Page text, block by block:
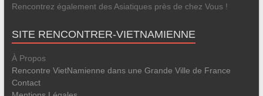
Rencontrez également des Asiatiques près de chez Vous !
SITE RENCONTRER-VIETNAMIENNE
À Propos
Rencontre VietNamienne dans une Grande Ville de France
Contact